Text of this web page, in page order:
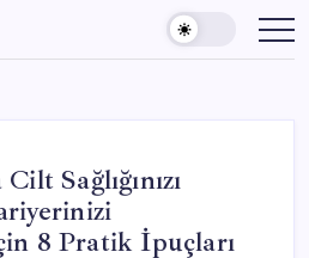
Sağlığınızı
8 Pratik İpuçları